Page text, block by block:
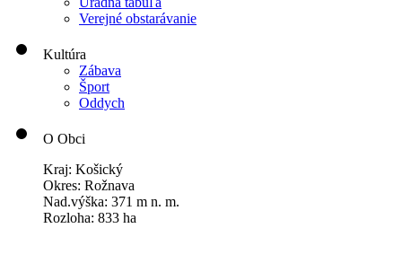
Verejné obstarávanie
Kultúra
Zábava
Šport
Oddych
O Obci
Kraj: Košický
Okres: Rožnava
Nad.výška: 371 m n. m.
Rozloha: 833 ha